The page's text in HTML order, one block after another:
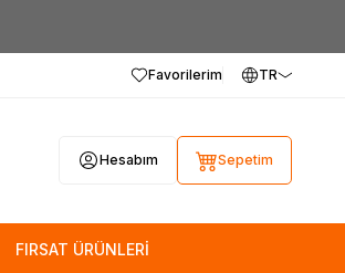
Favorilerim TR
Hesabım Sepetim
FIRSAT ÜRÜNLERİ